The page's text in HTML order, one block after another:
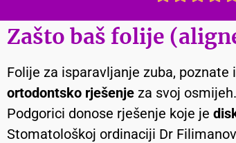
Zašto baš folije
Folije za isparavljanje zuba, poznate
ortodontsko rješenje za svoj
Podgorici donose rješenje koje je
Stomatološkoj ordinaciji Dr